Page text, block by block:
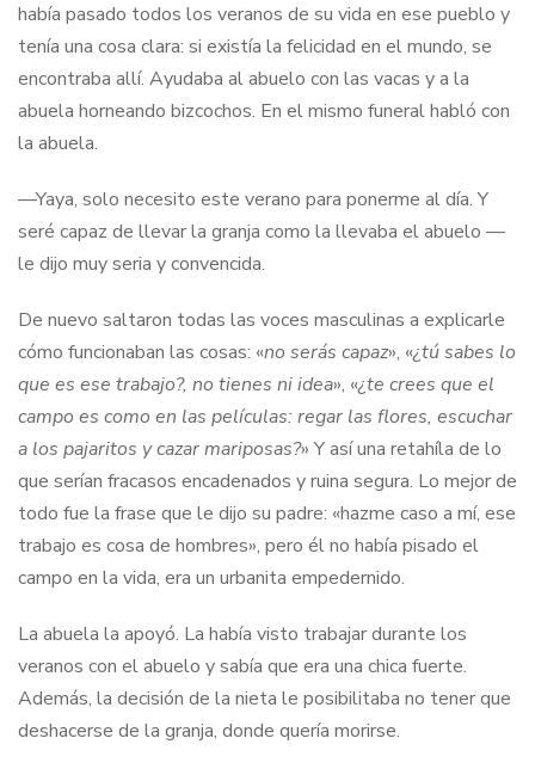
había pasado todos los veranos de su vida en ese pueblo y
tenía una cosa clara: si existía la felicidad en el mundo, se
encontraba allí. Ayudaba al abuelo con las vacas y a la
abuela horneando bizcochos. En el mismo funeral habló con
la abuela.
—Yaya, solo necesito este verano para ponerme al día. Y
seré capaz de llevar la granja como la llevaba el abuelo —
le dijo muy seria y convencida.
De nuevo saltaron todas las voces masculinas a explicarle
cómo funcionaban las cosas: «no serás capaz», «¿tú sabes lo
que es ese trabajo?, no tienes ni idea», «¿te crees que el
campo es como en las películas: regar las flores, escuchar
a los pajaritos y cazar mariposas?» Y así una retahíla de lo
que serían fracasos encadenados y ruina segura. Lo mejor de
todo fue la frase que le dijo su padre: «hazme caso a mí, ese
trabajo es cosa de hombres», pero él no había pisado el
campo en la vida, era un urbanita empedernido.
La abuela la apoyó. La había visto trabajar durante los
veranos con el abuelo y sabía que era una chica fuerte.
Además, la decisión de la nieta le posibilitaba no tener que
deshacerse de la granja, donde quería morirse.